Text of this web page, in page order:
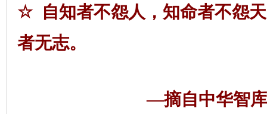
☆
自知者不怨人，知命者不怨
者无志。
—摘自中华智